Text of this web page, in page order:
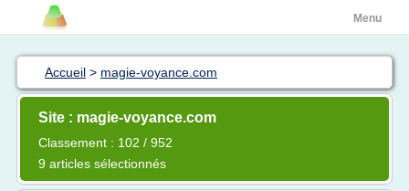
Menu
Accueil > magie-voyance.com
Site : magie-voyance.com
Classement : 102 / 952
9 articles sélectionnés